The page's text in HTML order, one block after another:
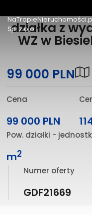
Sp. z o.o.
działka z
WZ w
99 000 PLN
Cena
99 000 PLN
Pow. działki -
m2
Numer oferty
GDF21669